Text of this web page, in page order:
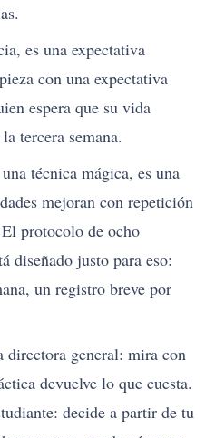
es una expectativa
con una expectativa
espera que su vida
tercera semana.
técnica mágica, es una
mejoran con repetición
protocolo de ocho
diseñado justo para eso:
un registro breve por
directora general: mira con
devuelve lo que cuesta.
decide a partir de tu